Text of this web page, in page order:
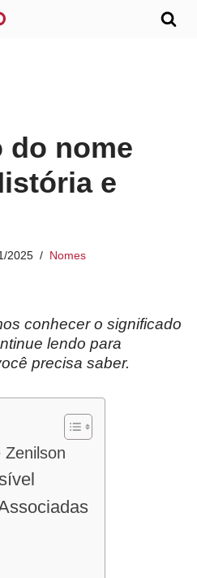
do nome
e
2025 Nomes
conhecer o significado
lendo para
precisa saber.
Zenilson